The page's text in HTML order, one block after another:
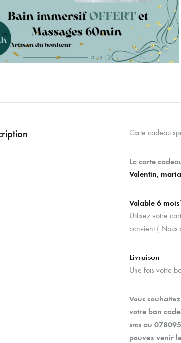
Carte cadeau
La carte
Valentin,
Valable 6
Utilisez votre
convient.( Nous
Livraison
Une fois votre
Vous
votre bon
sms au
pouvez venir